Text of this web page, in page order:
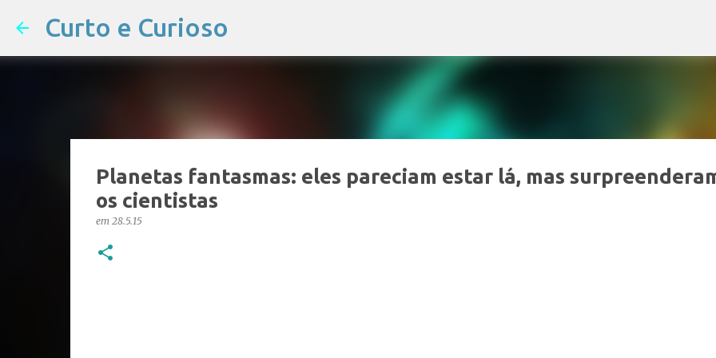
Curto e Curioso
Planetas fantasmas: eles pareciam estar lá, mas
os cientistas
em 28.5.15